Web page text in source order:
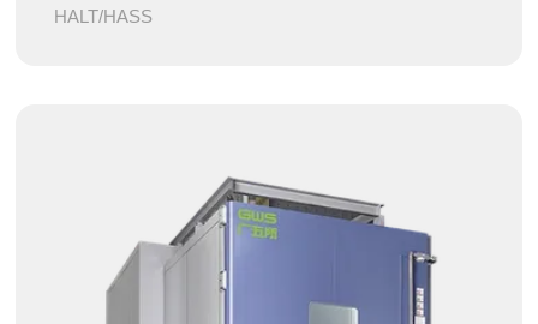
HALT/HASS